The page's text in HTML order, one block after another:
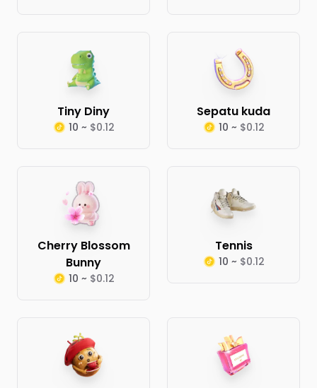
Tiny Diny
10 ~ $0.12
Sepatu kuda
10 ~ $0.12
Cherry Blossom
Bunny
10 ~ $0.12
Tennis
10 ~ $0.12